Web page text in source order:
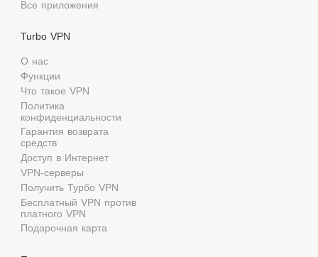
Все приложения
Turbo VPN
О нас
Функции
Что такое VPN
Политика
конфиденциальности
Гарантия возврата
средств
Доступ в Интернет
VPN-серверы
Получить Турбо VPN
Бесплатный VPN против
платного VPN
Подарочная карта